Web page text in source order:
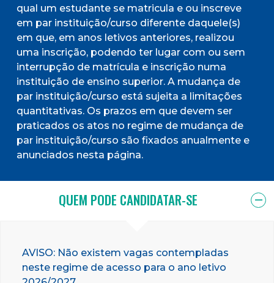
qual um estudante se matricula e ou inscreve
em par instituição/curso diferente daquele(s)
em que, em anos letivos anteriores, realizou
uma inscrição, podendo ter lugar com ou sem
interrupção de matrícula e inscrição numa
instituição de ensino superior. A mudança de
par instituição/curso está sujeita a limitações
quantitativas. Os prazos em que devem ser
praticados os atos no regime de mudança de
par instituição/curso são fixados anualmente e
anunciados nesta página.
QUEM PODE CANDIDATAR-SE
AVISO: Não existem vagas contempladas
neste regime de acesso para o ano letivo